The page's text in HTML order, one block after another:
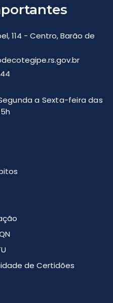
114 - Centro, Barão de
a Sexta-feira das
de Certidões